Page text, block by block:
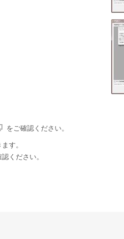
をご確認ください。
す。
ください。